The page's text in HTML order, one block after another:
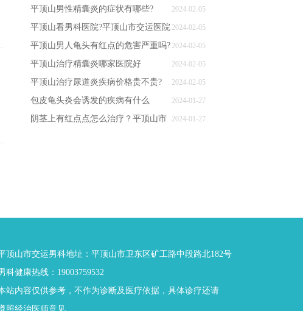
龟头炎的危害有哪些?
2024-02-05
平顶山男性精囊炎的症状有哪些?
2024-02-05
平顶山看男科医院?平顶山市交运医院
附睾炎的原因是什么呢?
2024-02-05
平顶山男人龟头有红点的危害严重吗?
2024-02-05
平顶山治疗精囊炎哪家医院好
2024-02-05
平顶山治疗尿道炎疾病价格贵不贵?
2024-01-27
包皮龟头炎会诱发的疾病有什么
2024-01-27
阴茎上有红点点怎么治疗？平顶山市
顶山市交运男科地址：平顶山市卫东区矿工路中段路北182号
科健康热线：19003759532
站内容仅供参考，不作为诊断及医疗依据，具体诊疗还请
照经治医师意见